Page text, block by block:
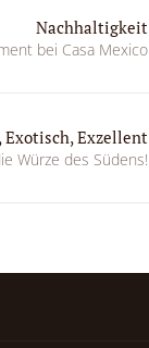
Nachhaltigkeit
bei Casa Mexico
Exzellent
Würze des Südens!